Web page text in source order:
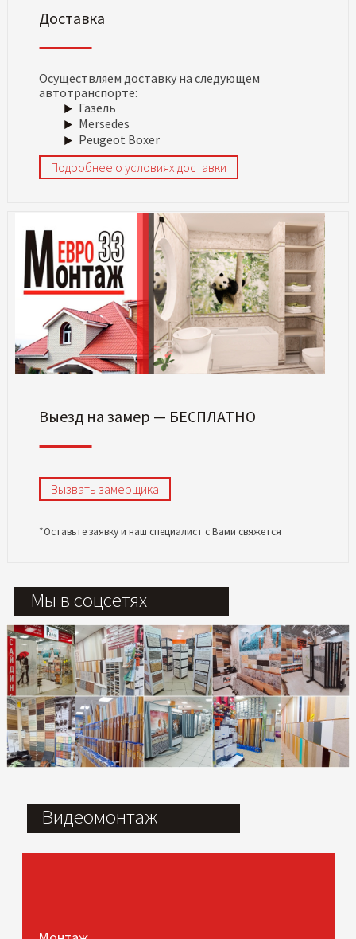
Доставка
Осуществляем доставку на следующем
автотранспорте:
Газель
Mersedes
Peugeot Boxer
Подробнее о условиях доставки
Выезд на замер — БЕСПЛАТНО
Вызвать замерщика
*Оставьте заявку и наш специалист с Вами свяжется
Мы в соцсетях
Видеомонтаж